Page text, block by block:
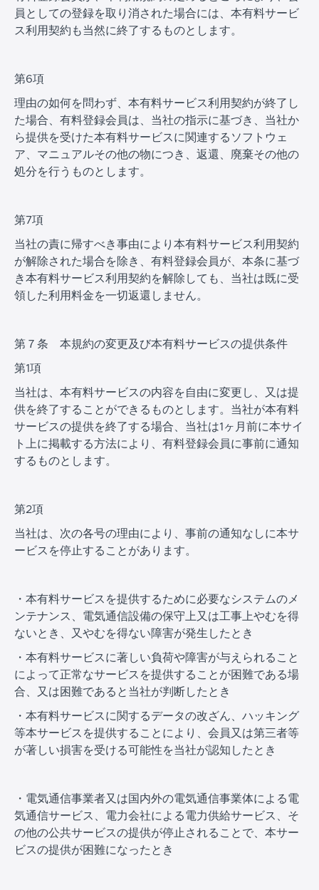
員としての登録を取り消された場合には、本有料サービ
ス利用契約も当然に終了するものとします。
第6項
理由の如何を問わず、本有料サービス利用契約が終了し
た場合、有料登録会員は、当社の指示に基づき、当社か
ら提供を受けた本有料サービスに関連するソフトウェ
ア、マニュアルその他の物につき、返還、廃棄その他の
処分を行うものとします。
第7項
当社の責に帰すべき事由により本有料サービス利用契約
が解除された場合を除き、有料登録会員が、本条に基づ
き本有料サービス利用契約を解除しても、当社は既に受
領した利用料金を一切返還しません。
第７条 本規約の変更及び本有料サービスの提供条件
第1項
当社は、本有料サービスの内容を自由に変更し、又は提
供を終了することができるものとします。当社が本有料
サービスの提供を終了する場合、当社は1ヶ月前に本サイ
ト上に掲載する方法により、有料登録会員に事前に通知
するものとします。
第2項
当社は、次の各号の理由により、事前の通知なしに本サ
ービスを停止することがあります。
・本有料サービスを提供するために必要なシステムのメ
ンテナンス、電気通信設備の保守上又は工事上やむを得
ないとき、又やむを得ない障害が発生したとき
・本有料サービスに著しい負荷や障害が与えられること
によって正常なサービスを提供することが困難である場
合、又は困難であると当社が判断したとき
・本有料サービスに関するデータの改ざん、ハッキング
等本サービスを提供することにより、会員又は第三者等
が著しい損害を受ける可能性を当社が認知したとき
・電気通信事業者又は国内外の電気通信事業体による電
気通信サービス、電力会社による電力供給サービス、そ
の他の公共サービスの提供が停止されることで、本サー
ビスの提供が困難になったとき